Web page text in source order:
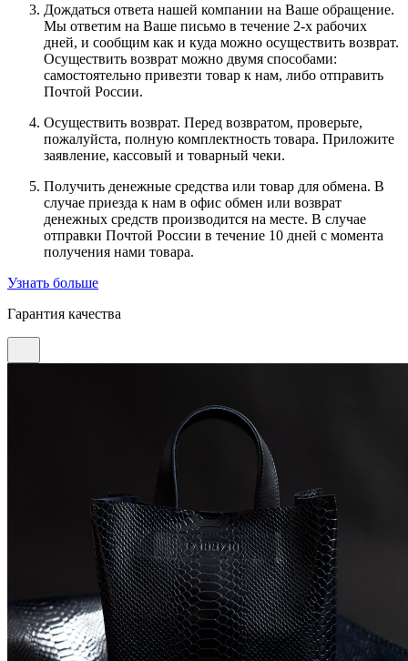
Дождаться ответа нашей компании на Ваше обращение.
Мы ответим на Ваше письмо в течение 2-х рабочих
дней, и сообщим как и куда можно осуществить возврат.
Осуществить возврат можно двумя способами:
самостоятельно привезти товар к нам, либо отправить
Почтой России.
Осуществить возврат. Перед возвратом, проверьте,
пожалуйста, полную комплектность товара. Приложите
заявление, кассовый и товарный чеки.
Получить денежные средства или товар для обмена. В
случае приезда к нам в офис обмен или возврат
денежных средств производится на месте. В случае
отправки Почтой России в течение 10 дней с момента
получения нами товара.
Узнать больше
Гарантия качества